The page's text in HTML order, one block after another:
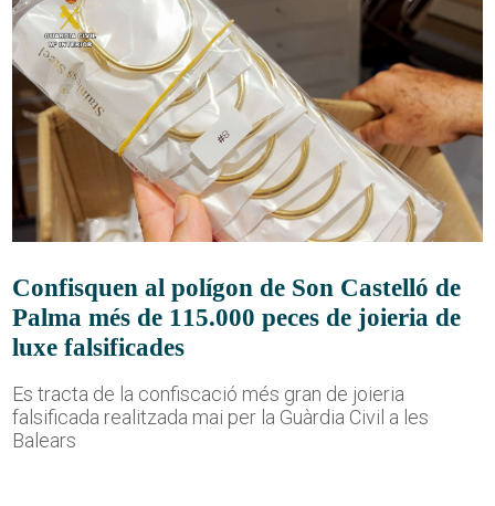
Confisquen al polígon de Son Castelló de
Palma més de 115.000 peces de joieria de
luxe falsificades
Es tracta de la confiscació més gran de joieria
falsificada realitzada mai per la Guàrdia Civil a les
Balears